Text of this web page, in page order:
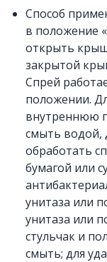
Способ
в положение
открыть
закрытой
Спрей
положении.
внутреннюю
смыть водой,
обработать
бумагой или
унитаза или
унитаза или
стульчак и
смыть; для